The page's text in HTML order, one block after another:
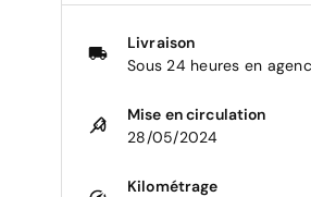
Livraison
Sous 24 heures en
Mise en circulation
28/05/2024
Kilométrage